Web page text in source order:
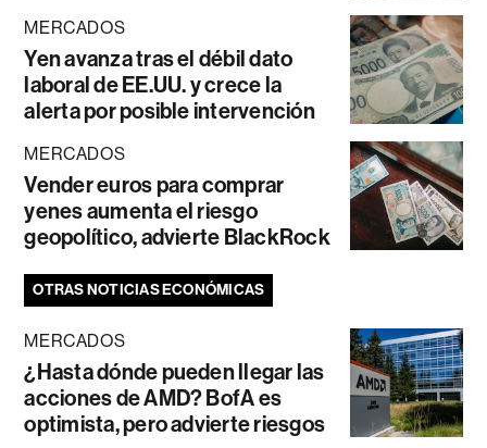
MERCADOS
Yen avanza tras el débil dato
laboral de EE.UU. y crece la
alerta por posible intervención
MERCADOS
Vender euros para comprar
yenes aumenta el riesgo
geopolítico, advierte BlackRock
OTRAS NOTICIAS ECONÓMICAS
MERCADOS
¿Hasta dónde pueden llegar las
acciones de AMD? BofA es
optimista, pero advierte riesgos